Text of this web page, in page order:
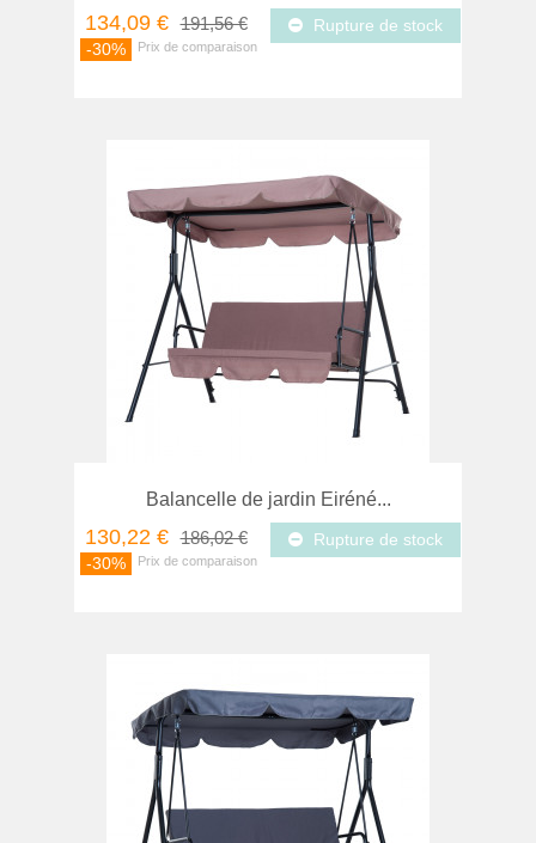
134,09 € 191,56 €
-30%
Rupture de stock
Balancelle de jardin Eiréné...
130,22 € 186,02 €
-30%
Rupture de stock